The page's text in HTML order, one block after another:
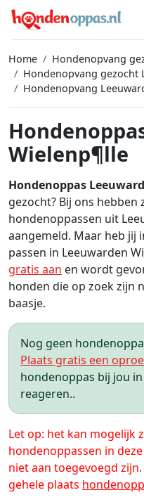
Home
Hondenopvang
Hondenopvang gezocht
Hondenopvang
Wielenp¶lle
Hondenoppas
gezocht? Bij ons hebben
hondenoppassen uit
aangemeld. Maar heb jij
passen in Leeuwarden
gratis aan en wordt
honden die op zoek zijn
baasje.
Nog geen
Plaats gratis een
hondenoppas bij jou
reageren..
Let op: het kan mogelijk
hondenoppassen in
niet aan toegevoegd
gehele plaats